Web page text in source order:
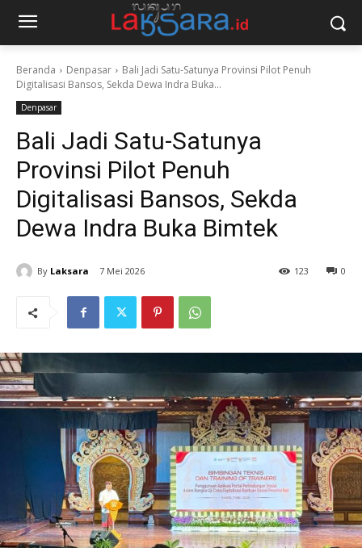
Beranda Denpasar
Bali Jadi Satu-Satunya Provinsi Pilot Penuh
Digitalisasi Bansos, Sekda Dewa Indra Buka...
Denpasar
Bali Jadi Satu-Satunya
Provinsi Pilot Penuh
Digitalisasi Bansos, Sekda
Dewa Indra Buka Bimtek
By Laksara 7 Mei 2026 0
123